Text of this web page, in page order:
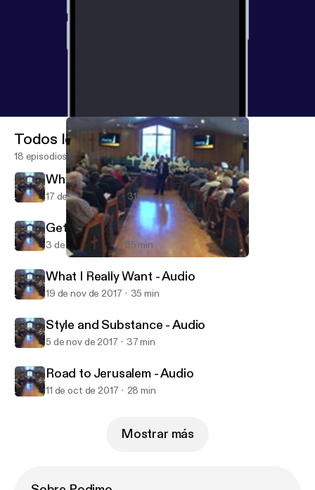
Munds Park Community Church
Todos los episodios
18 episodios
Why God Needs Christmas - Audio
17 de dic de 2017 31 min
Getting what You Wanted - Audio
3 de dic de 2017 35 min
What I Really Want - Audio
19 de nov de 2017 35 min
Style and Substance - Audio
5 de nov de 2017 37 min
Road to Jerusalem - Audio
11 de oct de 2017 28 min
Mostrar más